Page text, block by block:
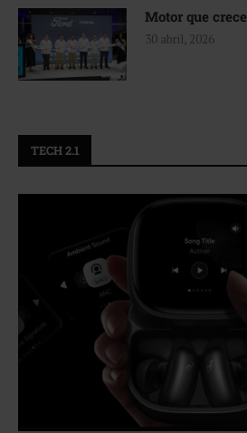
Motor que crece
30 abril, 2026
TECH 2.1